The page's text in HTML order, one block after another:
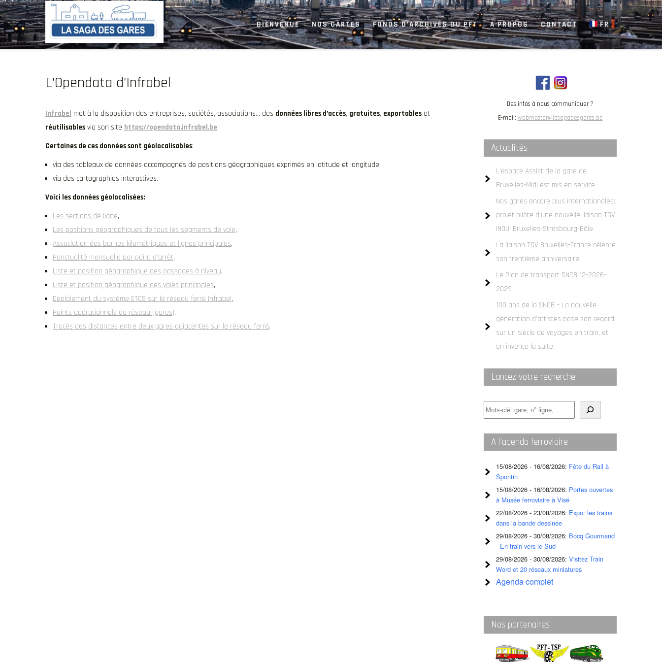
Skip
to
content
BIENVENUE NOS CARTES FONDS D’ARCHIVES DU PFT A PROPOS CONTACT FR
L’Opendata d’Infrabel
Infrabel met à la disposition des entreprises, sociétés, associations… des données libres d’accès, gratuites, exportables et
réutilisables via son site https://opendata.infrabel.be.
Certaines de ces données sont géolocalisables:
via des tableaux de données accompagnés de positions géographiques exprimés en latitude et longitude
via des cartographies interactives.
Voici les données géolocalisées:
Les sections de ligne,
Les positions géographiques de tous les segments de voie,
Association des bornes kilométriques et lignes principales,
Ponctualité mensuelle par point d’arrêt,
Liste et position géographique des passages à niveau,
Liste et position géographique des voies principales,
Déploiement du système ETCS sur le réseau ferré Infrabel,
Points opérationnels du réseau (gares),
Tracés des distances entre deux gares adjacentes sur le réseau ferré.
Des infos à nous communiquer ?
E-mail: webmaster@lasagadesgares.be
Actualités
L’espace Assist de la gare de
Bruxelles-Midi est mis en service
Nos gares encore plus internationales:
projet pilote d’une nouvelle liaison TGV
INOUI Bruxelles-Strasbourg-Bâle
La liaison TGV Bruxelles-France célèbre
son trentième anniversaire
Le Plan de transport SNCB 12-2026-
2029
100 ans de la SNCB – La nouvelle
génération d’artistes pose son regard
sur un siècle de voyages en train, et
en invente la suite
Lancez votre recherche !
Quelle
ligne
ou
gare
cherchez-
vous
?
A l’agenda ferroviaire
15/08/2026 - 16/08/2026: Fête du Rail à
Spontin
15/08/2026 - 16/08/2026: Portes ouvertes
à Musée ferroviaire à Visé
22/08/2026 - 23/08/2026: Expo: les trains
dans la bande dessinée
29/08/2026 - 30/08/2026: Bocq Gourmand
- En train vers le Sud
29/08/2026 - 30/08/2026: Visitez Train
Word et 20 réseaux miniatures
Agenda complet
Nos partenaires